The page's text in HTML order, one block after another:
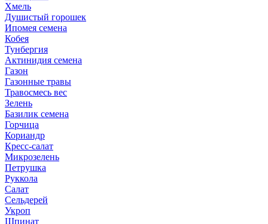
Хмель
Душистый горошек
Ипомея семена
Кобея
Тунбергия
Актинидия семена
Газон
Газонные травы
Травосмесь вес
Зелень
Базилик семена
Горчица
Кориандр
Кресс-салат
Микрозелень
Петрушка
Руккола
Салат
Сельдерей
Укроп
Шпинат